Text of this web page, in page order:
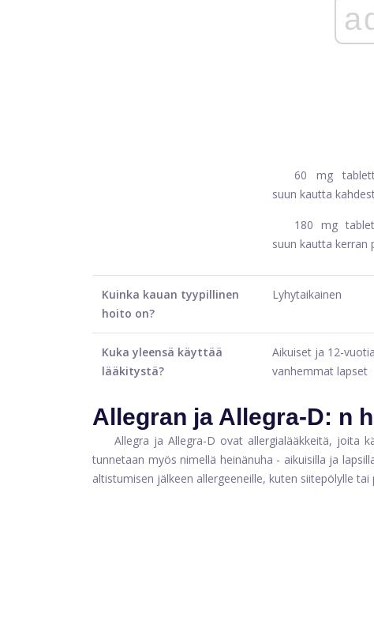
60 mg
suun kautta
180 mg
suun kautta kerran
Kuinka kauan tyypillinen
hoito on?
Lyhytaikainen
Kuka yleensä käyttää
lääkitystä?
Aikuiset ja 12-
vanhemmat lapset
Allegran ja Allegra-D: n
Allegra ja Allegra-D ovat allergialääkkeitä, joita
tunnetaan myös nimellä heinänuha - aikuisilla ja
altistumisen jälkeen allergeeneille, kuten siitepölylle tai